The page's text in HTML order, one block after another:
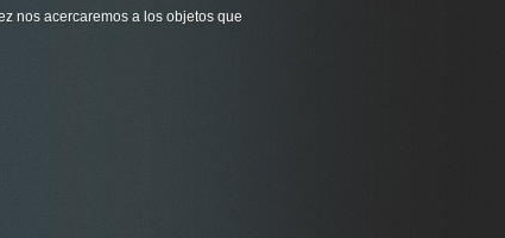
nos acercaremos a los objetos que